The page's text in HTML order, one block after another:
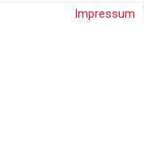
Impressum